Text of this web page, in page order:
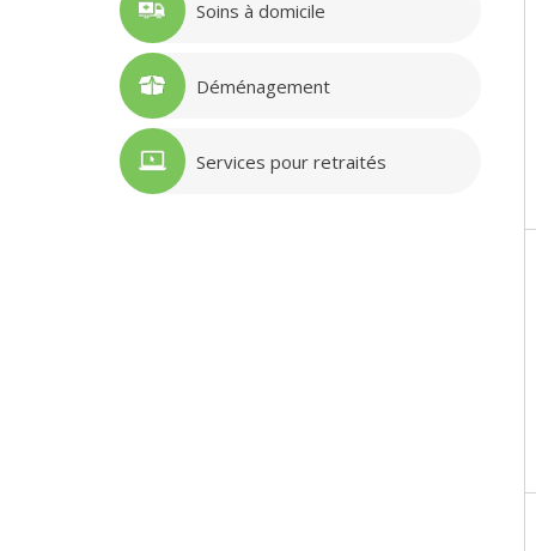
Soins à domicile
Déménagement
Services pour retraités